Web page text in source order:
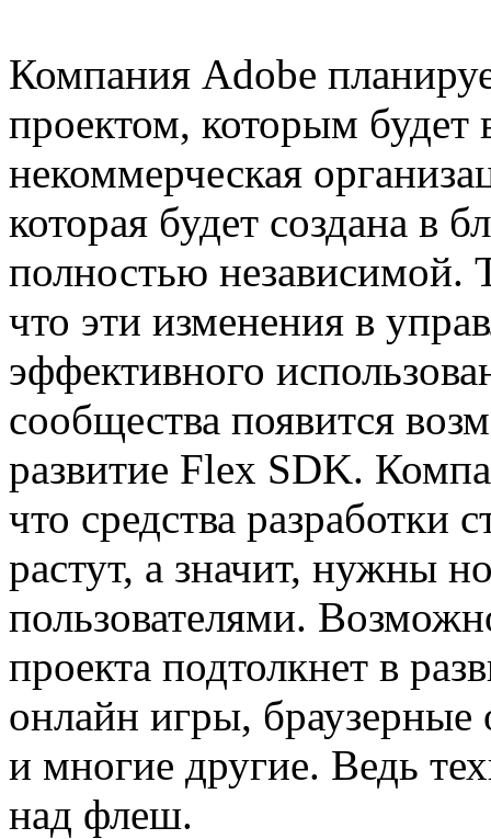
Компания Adobe
проектом, которым будет
некоммерческая
которая будет создана в
полностью независимой.
что эти изменения в
эффективного
сообщества появится
развитие Flex SDK.
что средства разработки
растут, а значит, нужны
пользователями.
проекта подтолкнет в
онлайн игры,
и многие другие. Ведь
над флеш.